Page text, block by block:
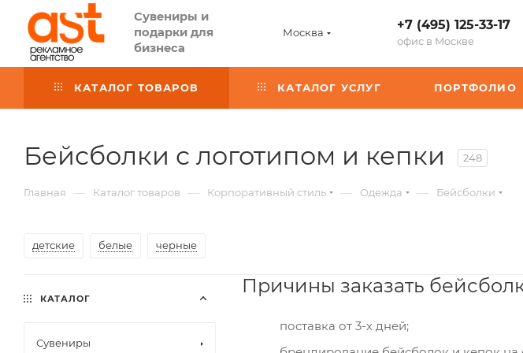
Сувениры и
подарки для
бизнеса
Москва +7 (495) 125-33-17
офис в Москве
КАТАЛОГ ТОВАРОВ КАТАЛОГ УСЛУГ ПОРТФОЛИО
Бейсболки с логотипом и кепки 248
Главная — Каталог товаров — Корпоративный стиль — Одежда — Бейсболки
детские белые черные
Причины заказать
поставка от 3-х дней;
КАТАЛОГ
Сувениры